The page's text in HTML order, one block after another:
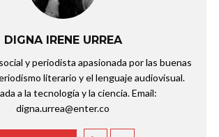
DIGNA IRENE URREA
y periodista apasionada por las buenas
literario y el lenguaje audiovisual.
a la tecnología y la ciencia. Email:
digna.urrea@enter.co